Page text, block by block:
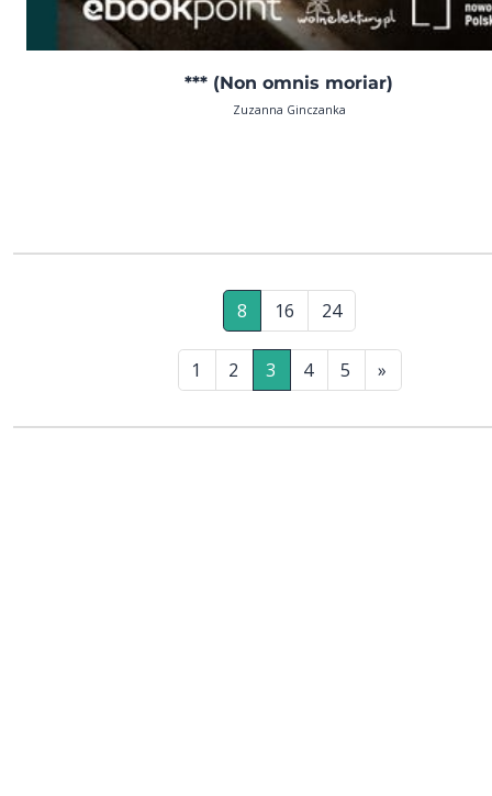
*** (Non omnis moriar)
Zuzanna Ginczanka
8 16 24
1 2 3 4 5 »